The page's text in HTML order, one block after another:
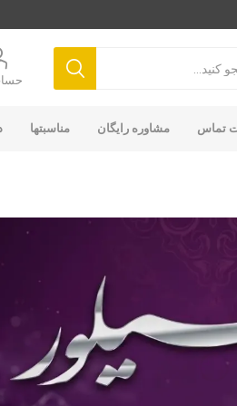
تماس مشاوره رایگان مناسبتها